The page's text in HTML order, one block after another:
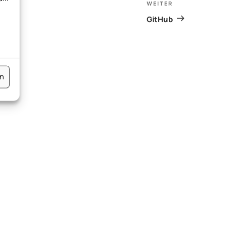
Beitrag
WEITER
GitHub